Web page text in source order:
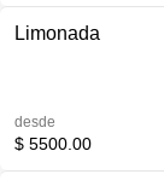
Limonada
desde
$ 5500.00